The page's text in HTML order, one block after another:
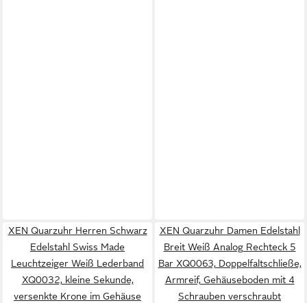
XEN Quarzuhr Herren Schwarz
Edelstahl Swiss Made
Leuchtzeiger Weiß Lederband
XQ0032, kleine Sekunde,
versenkte Krone im Gehäuse
XEN Quarzuhr Damen Edelstahl
Breit Weiß Analog Rechteck 5
Bar XQ0063, Doppelfaltschließe,
Armreif, Gehäuseboden mit 4
Schrauben verschraubt